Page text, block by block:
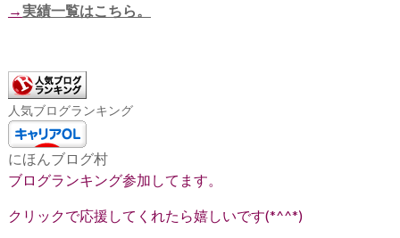
→実績一覧はこちら。
人気ブログランキング
にほんブログ村
ブログランキング参加してます。
クリックで応援してくれたら嬉しいです(*^^*)